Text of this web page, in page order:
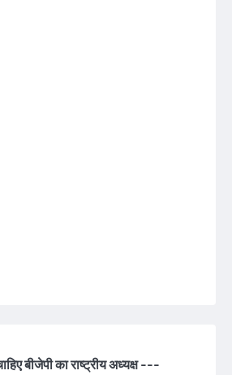
बीजेपी का राष्ट्रीय अध्यक्ष ---